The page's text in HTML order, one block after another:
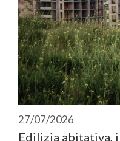
27/07/2026
Edilizia abitativa,